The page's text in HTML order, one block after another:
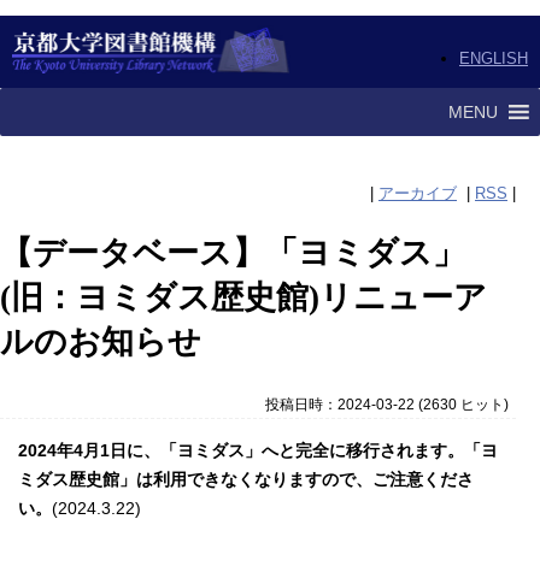
ENGLISH
MENU
アーカイブ RSS
【データベース】「ヨミダス」
(旧：ヨミダス歴史館)リニューア
ルのお知らせ
投稿日時：2024-03-22 (2630 ヒット )
2024年4月1日に、「ヨミダス」へと完全に移行されます。「ヨ
ミダス歴史館」は利用できなくなりますので、ご注意くださ
い。 (2024.3.22)